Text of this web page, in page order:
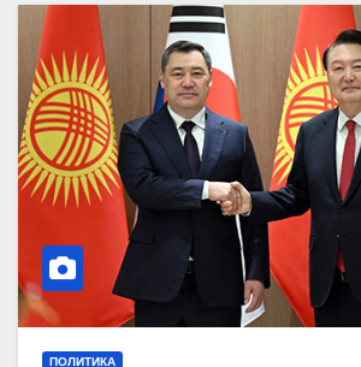
ПОЛИТИКА